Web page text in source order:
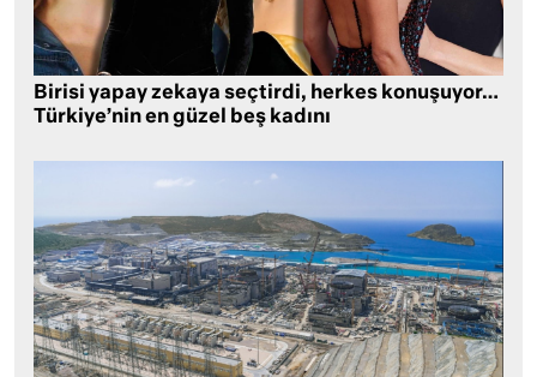
Birisi yapay zekaya seçtirdi, herkes konuşuyor…
Türkiye’nin en güzel beş kadını